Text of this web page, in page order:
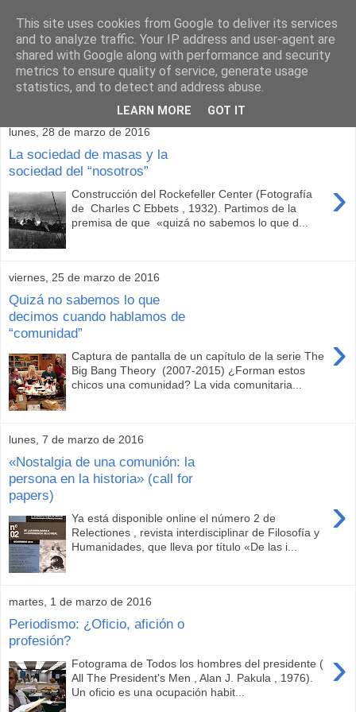
lunes, 28 de marzo de 2016
La sociedad de masas y la
sociedad del “nosotros”
›
Construcción del Rockefeller Center (Fotografía
de Charles C Ebbets , 1932). Partimos de la
premisa de que «quizá no sabemos lo que d...
viernes, 25 de marzo de 2016
Quizá no sabemos lo que
decimos cuando hablamos de
“comunidad”
›
Captura de pantalla de un capítulo de la serie The
Big Bang Theory (2007-2015) ¿Forman estos
chicos una comunidad? La vida comunitaria...
lunes, 7 de marzo de 2016
«Nostalgia de una comunión: la
persona en la historia» (call for
papers)
›
Ya está disponible online el número 2 de
Relectiones , revista interdisciplinar de Filosofía y
Humanidades, que lleva por título «De las i...
martes, 1 de marzo de 2016
Periodismo: ¿Oficio, afición o
profesión?
›
Fotograma de Todos los hombres del presidente (
All The President's Men , Alan J. Pakula , 1976).
Un oficio es una ocupación habit...
This site uses cookies from Google to deliver its services
and to analyze traffic. Your IP address and user-agent are
shared with Google along with performance and security
metrics to ensure quality of service, generate usage
statistics, and to detect and address abuse.
LEARN MORE GOT IT